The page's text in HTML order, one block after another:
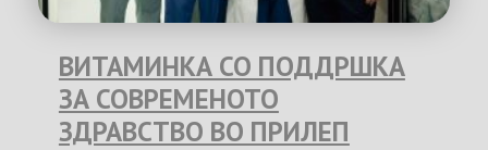
ВИТАМИНКА СО ПОДДРШКА
ЗА СОВРЕМЕНОТО
ЗДРАВСТВО ВО ПРИЛЕП